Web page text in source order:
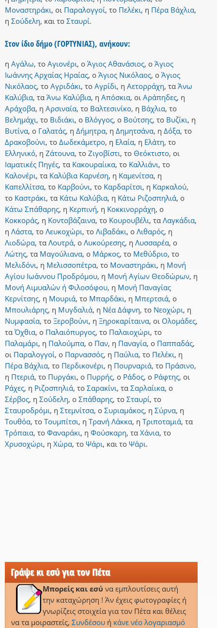
Μοναστηράκι, οι Παραλογγοί, το Πελέκι, η Πέρα Βάχλια,
η Σούδελη, και το Σταυρί.
Στον ίδιο δήμο (ΓΟΡΤΥΝΙΑΣ), ανήκουν:
η Αγάλω, το Αγιονέρι, ο Άγιος Αθανάσιος, ο Άγιος
Ιωάννης Αρχαίας Ηραίας, ο Άγιος Νικόλαος, ο Άγιος
Νικόλαος, το Αγριδάκι, το Αγρίδι, η Αετορράχη, τα Άνω
Καλύβια, τα Άνω Καλύβια, η Απόσκια, οι Αράπηδες, η
Αράχοβα, η Αρσιναία, το Βαλτεσινίκο, η Βάχλια, το
Βελημάχι, το Βιδιάκι, ο Βλόγγος, ο Βούτσης, το Βυζίκι, η
Βυτίνα, ο Γαλατάς, η Δήμητρα, η Δημητσάνα, η Δόξα, το
Δρακοβούνι, το Δωδεκάμετρο, η Ελαία, η Ελάτη, το
Ελληνικό, η Ζάτουνα, το Ζιγοβίστι, το Θεόκτιστο, οι
Ιαματικές Πηγές, τα Κακουραίικα, το Καλλιάνι, το
Καλονέρι, τα Καλύβια Καρνέση, η Καμενίτσα, η
Καπελλίτσα, το Καρβούνι, το Καρδαρίτσι, η Καρκαλού,
το Καστράκι, τα Κάτω Καλύβια, η Κάτω Ριζοσπηλιά, ο
Κάτω Σπάθαρης, η Κερπινή, η Κοκκινορράχη, ο
Κοκκοράς, η Κοντοβάζαινα, το Κουρουβέλι, τα Λαγκάδια,
η Λάστα, το Λευκοχώρι, το Λιβαδάκι, ο Λιθαρός, η
Λιοδώρα, τα Λουτρά, ο Λυκούρεσης, η Λυσσαρέα, ο
Λώτης, τα Μαγούλιανα, ο Μάρκος, το Μεθύδριο, το
Μελιδόνι, η Μελισσοπέτρα, το Μοναστηράκι, η Μονή
Αγίου Ιωάννου Προδρόμου, η Μονή Αγίων Θεοδώρων, η
Μονή Αιμυαλών ή Φιλοσόφου, η Μονή Παναγίας
Κερνίτσης, η Μουριά, το Μπαρδάκι, η Μπερτσιά, ο
Μπουλιάρης, η Μυγδαλιά, η Νέα Δάφνη, το Νεοχώρι, η
Νυμφασία, το Ξεροβούνι, η Ξηροκαρίταινα, οι Ολομάδες,
τα Όχθια, ο Παλαιόπυργος, το Παλαιοχώρι, το
Παλαμάρι, η Παλούμπα, ο Παν, η Παναγία, ο Παππαδάς,
οι Παραλογγοί, ο Παρνασσός, η Παύλια, το Πελέκι, η
Πέρα Βάχλια, το Περδικονέρι, η Πουρναριά, το Πράσινο,
η Πτεριά, το Πυργάκι, ο Πυρρής, ο Ράδος, ο Ράφτης, οι
Ράχες, η Ριζοσπηλιά, το Σαρακίνι, τα Σαρλαίικα, ο
Σέρβος, η Σούδελη, ο Σπάθαρης, το Σταυρί, το
Σταυροδρόμι, η Στεμνίτσα, ο Συριαμάκος, η Σύρνα, η
Τουθόα, το Τουμπίτσι, η Τρανή Λάκκα, η Τριποταμιά, τα
Τρόπαια, το Φαναράκι, η Φούσκαρη, τα Χάνια, το
Χρυσοχώρι, η Χώρα, το Ψάρι, και το Ψάρι.
Γράψε κι εσύ για τον Πέτα
Μπορείς και εσύ να εμπλουτίσεις αυτή
την καταχώρηση ! Άν έχεις φωτογραφίες ή
γνωρίζεις στοιχεία για τον Πέτα και θέλεις
να τα μοιραστείς, Συνδέσουή κάνε νέο λογαριασμό